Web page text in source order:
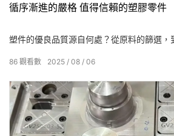
循序漸進的嚴格 值得信賴的塑膠零件
塑件的優良品質源自何處？從原料的篩選，
校準；從注塑參數的反覆調試，到成品的嚴
才是不失信的關鍵。
2025 08 06
86 觀看數